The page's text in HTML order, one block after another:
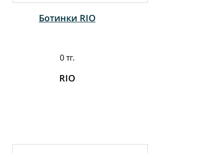
Ботинки RIO
0 тг.
RIO